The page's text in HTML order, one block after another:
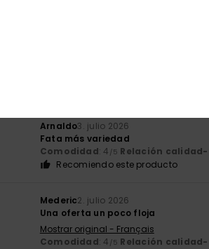
Arnaldo3. julio 2026
Fata más variedad
Comodidad: 4 /5 Relación
Recomiendo este producto
Mederic2. julio 2026
Una oferta un poco floja
Mostrar original - Français
Comodidad: 4 /5 Relación